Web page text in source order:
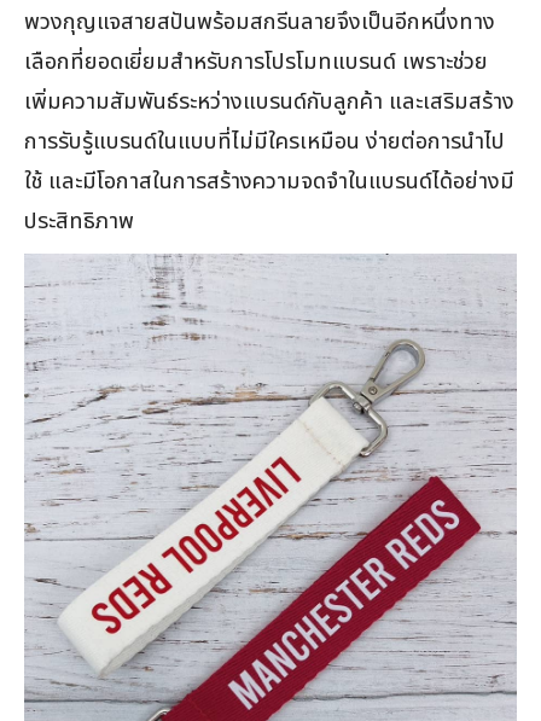
พวงกุญแจสายสปันพร้อมสกรีนลายจึงเป็นอีกหนึ่งทาง
เลือกที่ยอดเยี่ยมสำหรับการโปรโมทแบรนด์ เพราะช่วย
เพิ่มความสัมพันธ์ระหว่างแบรนด์กับลูกค้า และเสริมสร้าง
การรับรู้แบรนด์ในแบบที่ไม่มีใครเหมือน ง่ายต่อการนำไป
ใช้ และมีโอกาสในการสร้างความจดจำในแบรนด์ได้อย่างมี
ประสิทธิภาพ